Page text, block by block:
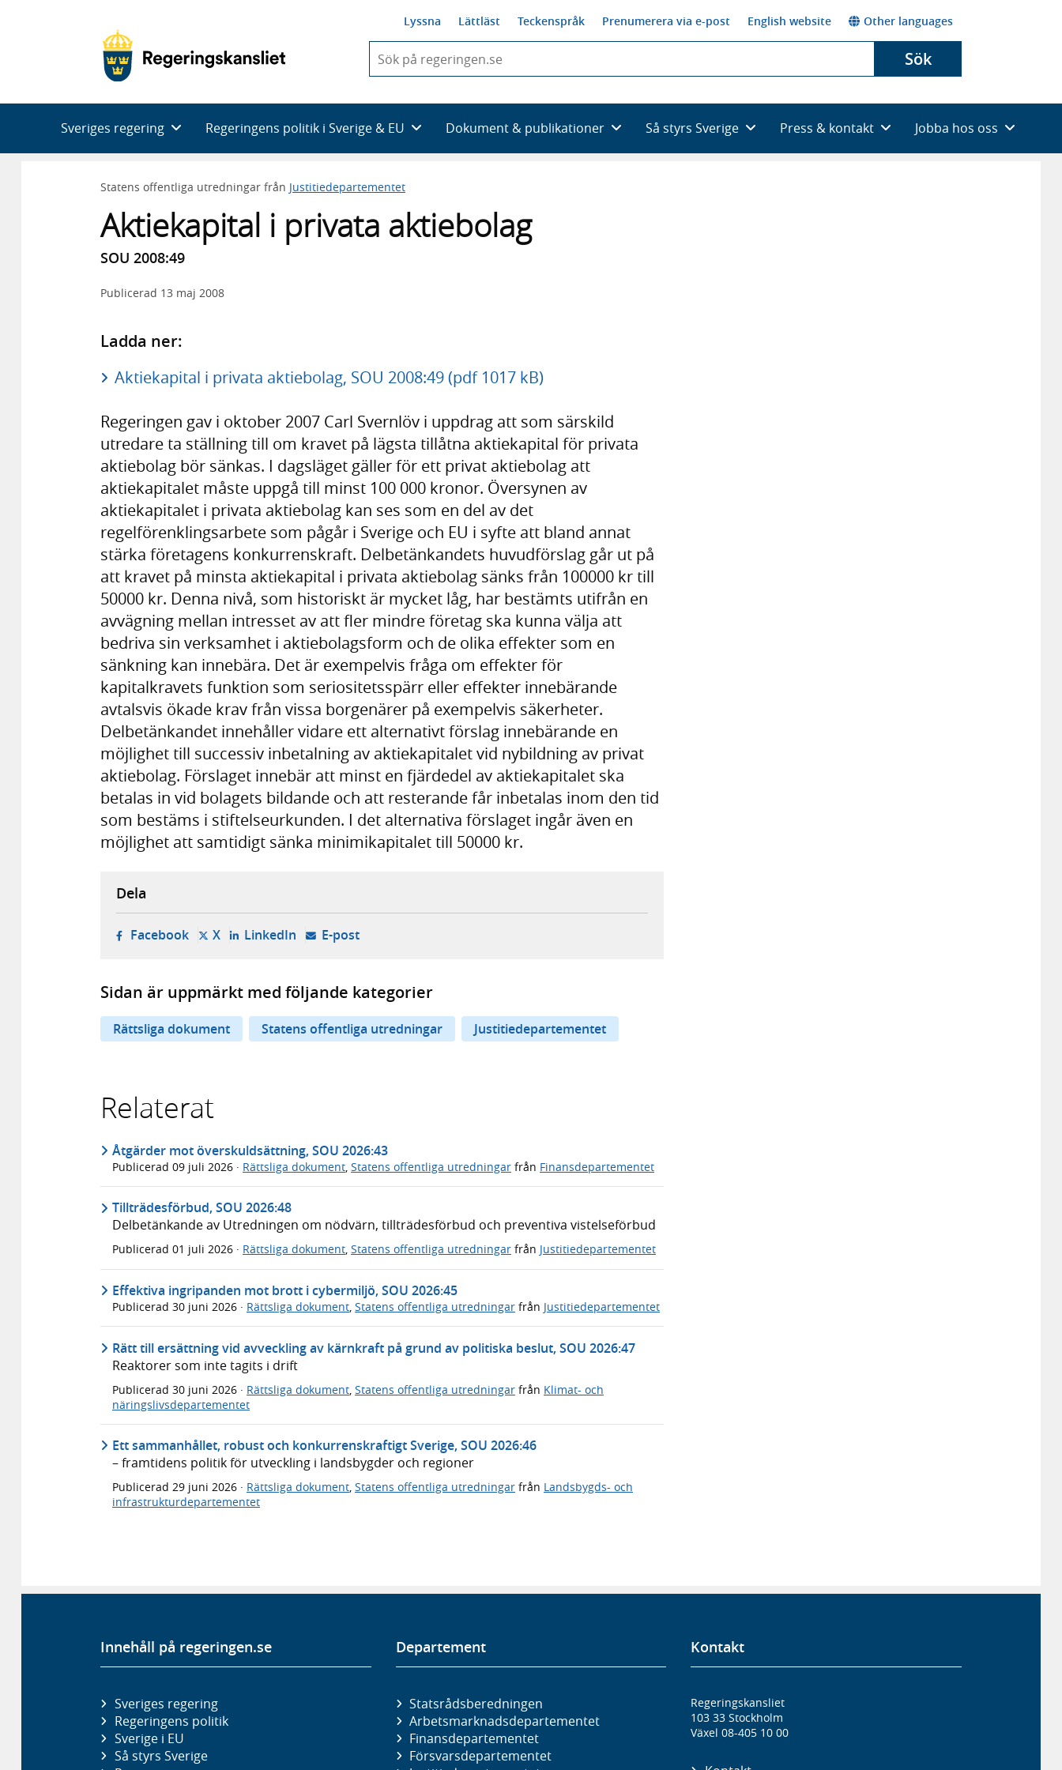
Lyssna Lättläst Teckenspråk Prenumerera via e-post English website Other languages
du
skriva
framträder
en
med
Sök
Sveriges regering Regeringens politik i Sverige & EU Dokument & publikationer Så styrs Sverige Press & kontakt Jobba hos oss
Statens offentliga utredningar från Justitiedepartementet
Aktiekapital i privata aktiebolag
SOU 2008:49
Publicerad 13 maj 2008
Ladda ner:
Aktiekapital i privata aktiebolag, SOU 2008:49 (pdf 1017 kB)
Regeringen gav i oktober 2007 Carl Svernlöv i uppdrag att som särskild
utredare ta ställning till om kravet på lägsta tillåtna aktiekapital för privata
aktiebolag bör sänkas. I dagsläget gäller för ett privat aktiebolag att
aktiekapitalet måste uppgå till minst 100 000 kronor. Översynen av
aktiekapitalet i privata aktiebolag kan ses som en del av det
regelförenklingsarbete som pågår i Sverige och EU i syfte att bland annat
stärka företagens konkurrenskraft. Delbetänkandets huvudförslag går ut på
att kravet på minsta aktiekapital i privata aktiebolag sänks från 100000 kr till
50000 kr. Denna nivå, som historiskt är mycket låg, har bestämts utifrån en
avvägning mellan intresset av att fler mindre företag ska kunna välja att
bedriva sin verksamhet i aktiebolagsform och de olika effekter som en
sänkning kan innebära. Det är exempelvis fråga om effekter för
kapitalkravets funktion som seriositetsspärr eller effekter innebärande
avtalsvis ökade krav från vissa borgenärer på exempelvis säkerheter.
Delbetänkandet innehåller vidare ett alternativt förslag innebärande en
möjlighet till successiv inbetalning av aktiekapitalet vid nybildning av privat
aktiebolag. Förslaget innebär att minst en fjärdedel av aktiekapitalet ska
betalas in vid bolagets bildande och att resterande får inbetalas inom den tid
som bestäms i stiftelseurkunden. I det alternativa förslaget ingår även en
möjlighet att samtidigt sänka minimikapitalet till 50000 kr.
Dela
Facebook- öppnas i ny flik, extern webbplats,
X- öppnas i ny flik, extern webbplats,
LinkedIn- öppnas i ny flik, extern webbplats,
E-post- öppnar din e-postklient,
Sidan är uppmärkt med följande kategorier
Rättsliga dokument Statens offentliga utredningar Justitiedepartementet
Relaterat
Åtgärder mot överskuldsättning, SOU 2026:43
Publicerad 09 juli 2026 · Rättsliga dokument Statens offentliga utredningar från Finansdepartementet
Tillträdesförbud, SOU 2026:48
Delbetänkande av Utredningen om nödvärn, tillträdesförbud och preventiva vistelseförbud
Publicerad 01 juli 2026 · Rättsliga dokument, Statens offentliga utredningar från Justitiedepartementet
Effektiva ingripanden mot brott i cybermiljö, SOU 2026:45
Publicerad 30 juni 2026 · Rättsliga dokument, Statens offentliga utredningar från Justitiedepartementet
Rätt till ersättning vid avveckling av kärnkraft på grund av politiska beslut, SOU 2026:47
Reaktorer som inte tagits i drift
Publicerad 30 juni 2026 · Rättsliga dokument Statens offentliga utredningar från Klimat- och
näringslivsdepartementet
Ett sammanhållet, robust och konkurrenskraftigt Sverige, SOU 2026:46
– framtidens politik för utveckling i landsbygder och regioner
Publicerad 29 juni 2026 · Rättsliga dokument, Statens offentliga utredningar från Landsbygds- och
infrastrukturdepartementet
Innehåll på regeringen.se
Sveriges regering
Regeringens politik
Sverige i EU
Så styrs Sverige
Departement
Statsrådsberedningen
Arbetsmarknads­departementet
Finans­departementet
Försvars­departementet
Kontakt
Regeringskansliet
103 33 Stockholm
Växel 08-405 10 00